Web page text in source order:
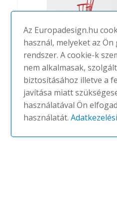
W.
BILLIANI
Az Europadesign.hu
használ, melyeket az
rendszer. A cookie-k
nem alkalmasak,
biztosításához illetve a
javítása miatt
használatával Ön
használatát.